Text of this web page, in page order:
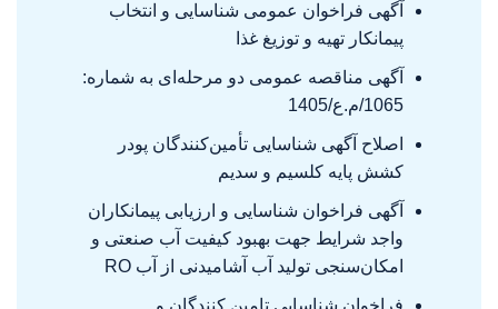
آگهی فراخوان عمومی شناسایی و انتخاب
پیمانکار تهیه و توزیغ غذا
آگهی مناقصه عمومی دو مرحله‌ای به شماره:
1065/م.ع/1405
اصلاح آگهی شناسایی تأمین‌کنندگان پودر
کشش پایه کلسیم و سدیم
آگهی فراخوان شناسایی و ارزیابی پیمانکاران
واجد شرایط جهت بهبود کیفیت آب صنعتی و
امکان‌سنجی تولید آب آشامیدنی از آب RO